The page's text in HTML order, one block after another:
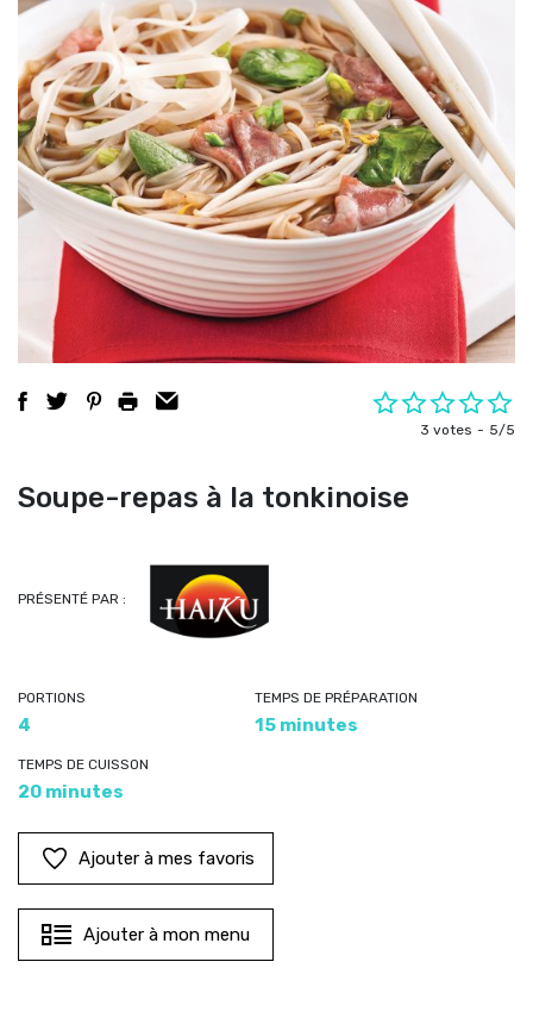
3 votes 5/5
Soupe-repas à la tonkinoise
PRÉSENTÉ PAR :
PORTIONS
4
TEMPS DE PRÉPARATION
15 minutes
TEMPS DE CUISSON
20 minutes
Ajouter à mes favoris
Ajouter à mon menu